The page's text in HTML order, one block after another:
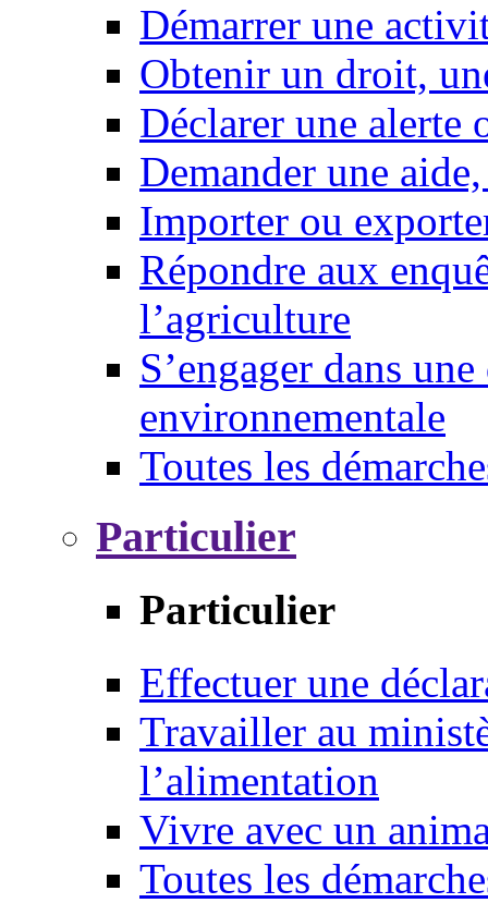
Démarrer une
Obtenir un droit,
Déclarer une alerte
Demander une
Importer ou
Répondre aux
l’agriculture
S’engager dans
environnementale
Toutes les
Particulier
Particulier
Effectuer une
Travailler au
l’alimentation
Vivre avec un
Toutes les